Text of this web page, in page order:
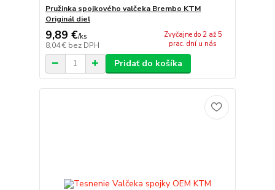
Pružinka spojkového valčeka Brembo KTM
Originál diel
9,89 €/ks
8,04 € bez DPH
Zvyčajne do 2 až 5
prac. dní u nás
Pridať do košíka